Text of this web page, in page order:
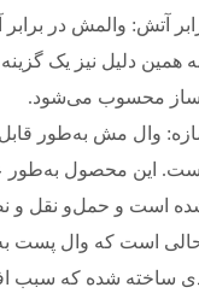
آتش: والمش در برابر
همین دلیل نیز یک گزینه
محسوب می‌شود.
وال مش به‌طور
این محصول به‌طور
است و حمل‌و ‌نقل و
است که وال پست
ساخته شده که سبب